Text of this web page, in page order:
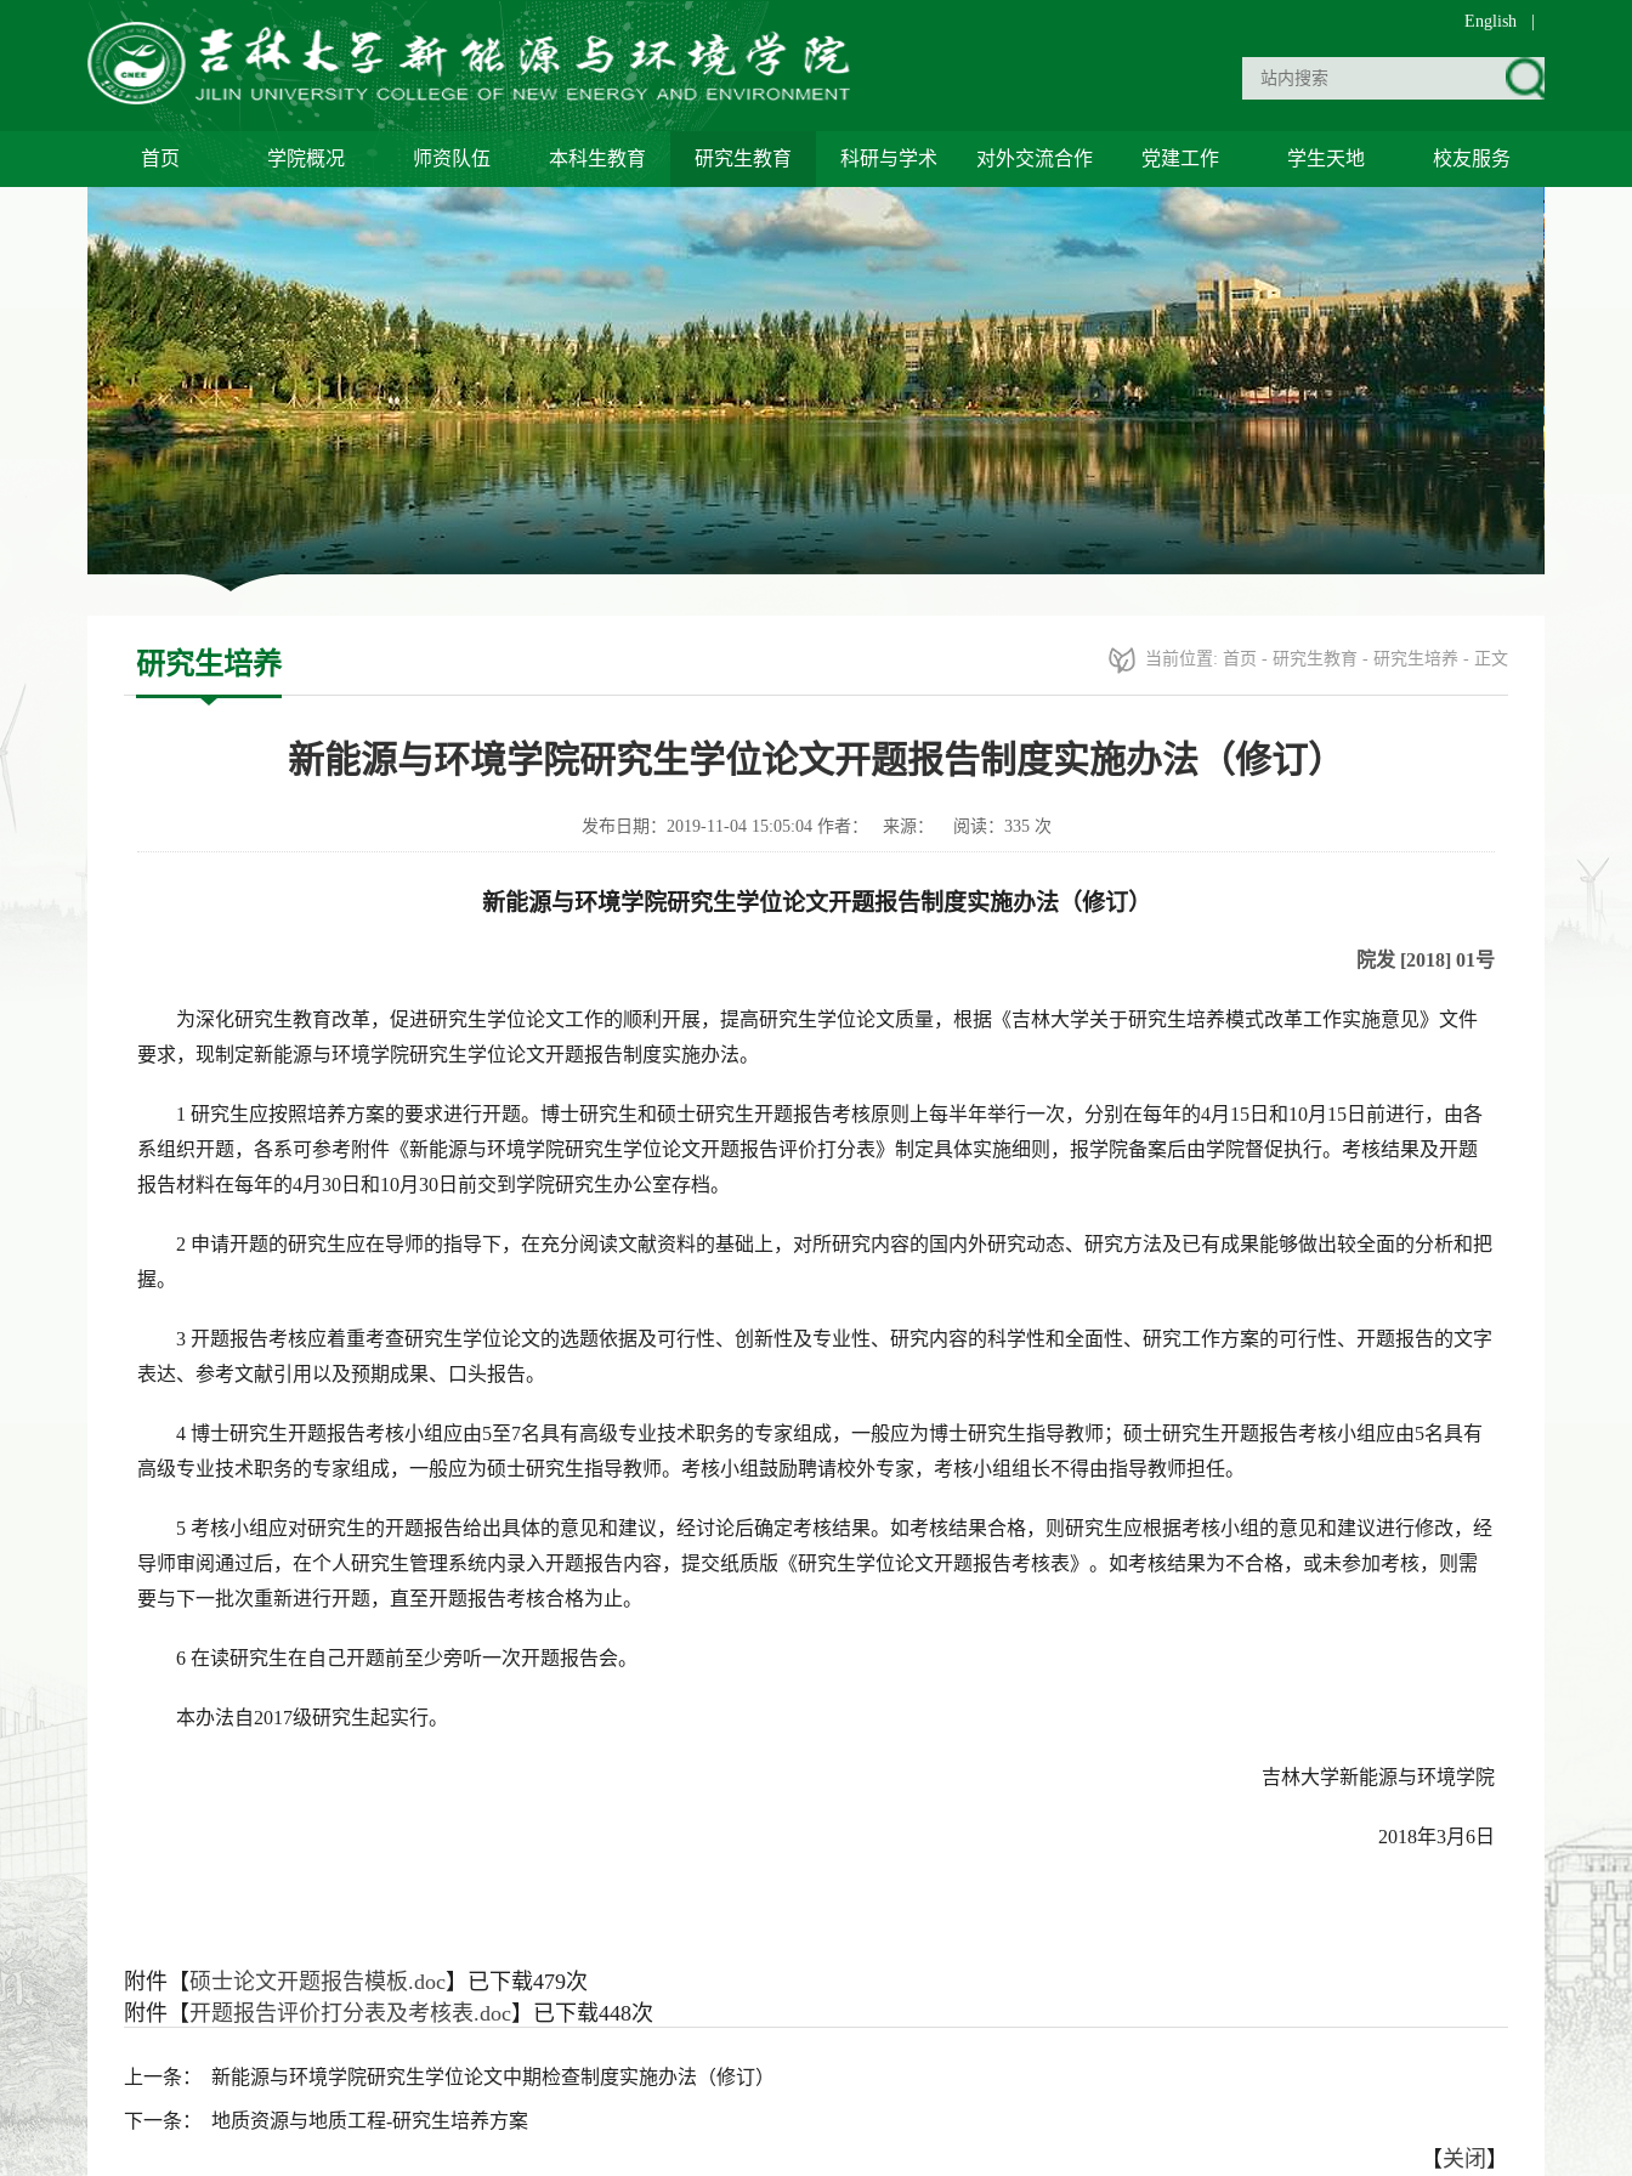
English
首页 学院概况 师资队伍 本科生教育 研究生教育 科研与学术 对外交流合作 党建工作 学生天地 校友服务
研究生培养 当前位置: 首页 - 研究生教育 - 研究生培养 - 正文
新能源与环境学院研究生学位论文开题报告制度实施办法（修订）
发布日期：2019-11-04 15:05:04 作者： 来源： 阅读： 335次
新能源与环境学院研究生学位论文开题报告制度实施办法（修订）
院发[2018] 01号
为深化研究生教育改革，促进研究生学位论文工作的顺利开展，提高研究生学位论文质量，根据《吉林大学关于研究生培养模式改革工作实施意见》文件
要求，现制定新能源与环境学院研究生学位论文开题报告制度实施办法。
1研究生应按照培养方案的要求进行开题。博士研究生和硕士研究生开题报告考核原则上每半年举行一次，分别在每年的4月 15 日和10月 15 日前进行，由各
系组织开题，各系可参考附件《新能源与环境学院研究生学位论文开题报告评价打分表》制定具体实施细则，报学院备案后由学院督促执行。考核结果及开题
报告材料在每年的4月30 日和10月30 日前交到学院研究生办公室存档。
2 申请开题的研究生应在导师的指导下，在充分阅读文献资料的基础上，对所研究内容的国内外研究动态、研究方法及已有成果能够做出较全面的分析和把
握。
3开题报告考核应着重考查研究生学位论文的选题依据及可行性、创新性及专业性、研究内容的科学性和全面性、研究工作方案的可行性、开题报告的文字
表达、参考文献引用以及预期成果、口头报告。
4博士研究生开题报告考核小组应由5至7名具有高级专业技术职务的专家组成，一般应为博士研究生指导教师；硕士研究生开题报告考核小组应由5名具有
高级专业技术职务的专家组成，一般应为硕士研究生指导教师。考核小组鼓励聘请校外专家，考核小组组长不得由指导教师担任。
5考核小组应对研究生的开题报告给出具体的意见和建议，经讨论后确定考核结果。如考核结果合格，则研究生应根据考核小组的意见和建议进行修改，经
导师审阅通过后，在个人研究生管理系统内录入开题报告内容，提交纸质版《研究生学位论文开题报告考核表》。如考核结果为不合格，或未参加考核，则需
要与下一批次重新进行开题，直至开题报告考核合格为止。
6在读研究生在自己开题前至少旁听一次开题报告会。
本办法自2017级研究生起实行。
吉林大学新能源与环境学院
2018年3月 6日
附件【硕士论文开题报告模板.doc】已下载479次
附件【开题报告评价打分表及考核表.doc】已下载448次
上一条： 新能源与环境学院研究生学位论文中期检查制度实施办法（修订）
下一条： 地质资源与地质工程-研究生培养方案
【关闭 】